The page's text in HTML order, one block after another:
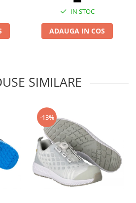
IN STOC
ADAUGA IN COS
SIMILARE
-13%